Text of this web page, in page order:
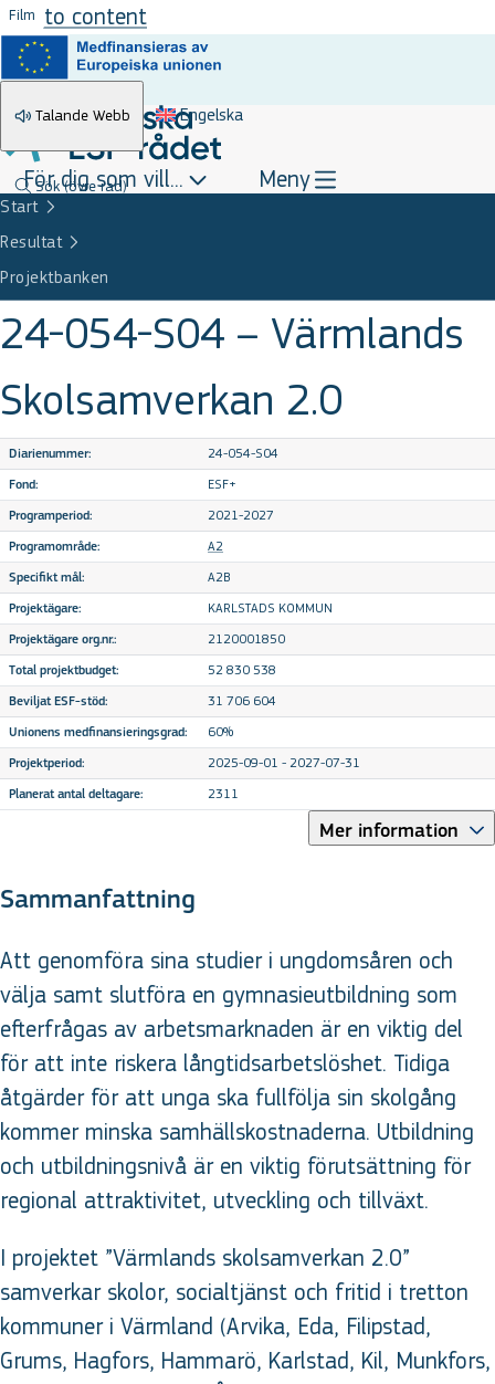
Skip to content
Talande Webb Engelska
Sök(övre rad)
För dig som vill... Meny
Start
Resultat
Projektbanken
24-054-S04 – Värmlands
Skolsamverkan 2.0
Diarienummer: 24-054-S04
Fond: ESF+
Programperiod: 2021-2027
Programområde: A2
Specifikt mål: A2B
Projektägare: KARLSTADS KOMMUN
Projektägare org.nr.: 2120001850
Total projektbudget: 52 830 538
Beviljat ESF-stöd: 31 706 604
Unionens medfinansieringsgrad: 60%
Projektperiod: 2025-09-01 - 2027-07-31
Planerat antal deltagare: 2311
Mer information
Sammanfattning
Att genomföra sina studier i ungdomsåren och
välja samt slutföra en gymnasieutbildning som
efterfrågas av arbetsmarknaden är en viktig del
för att inte riskera långtidsarbetslöshet. Tidiga
åtgärder för att unga ska fullfölja sin skolgång
kommer minska samhällskostnaderna. Utbildning
och utbildningsnivå är en viktig förutsättning för
regional attraktivitet, utveckling och tillväxt.
I projektet ”Värmlands skolsamverkan 2.0”
samverkar skolor, socialtjänst och fritid i tretton
kommuner i Värmland (Arvika, Eda, Filipstad,
Grums, Hagfors, Hammarö, Karlstad, Kil, Munkfors,
Film